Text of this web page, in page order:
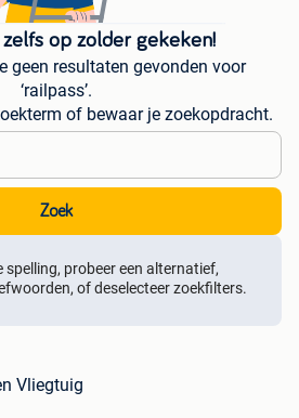
op zolder gekeken!
geen resultaten gevonden voor
‘railpass’.
of bewaar je zoekopdracht.
Zoek
spelling, probeer een alternatief,
of deselecteer zoekfilters.
Vliegtuig